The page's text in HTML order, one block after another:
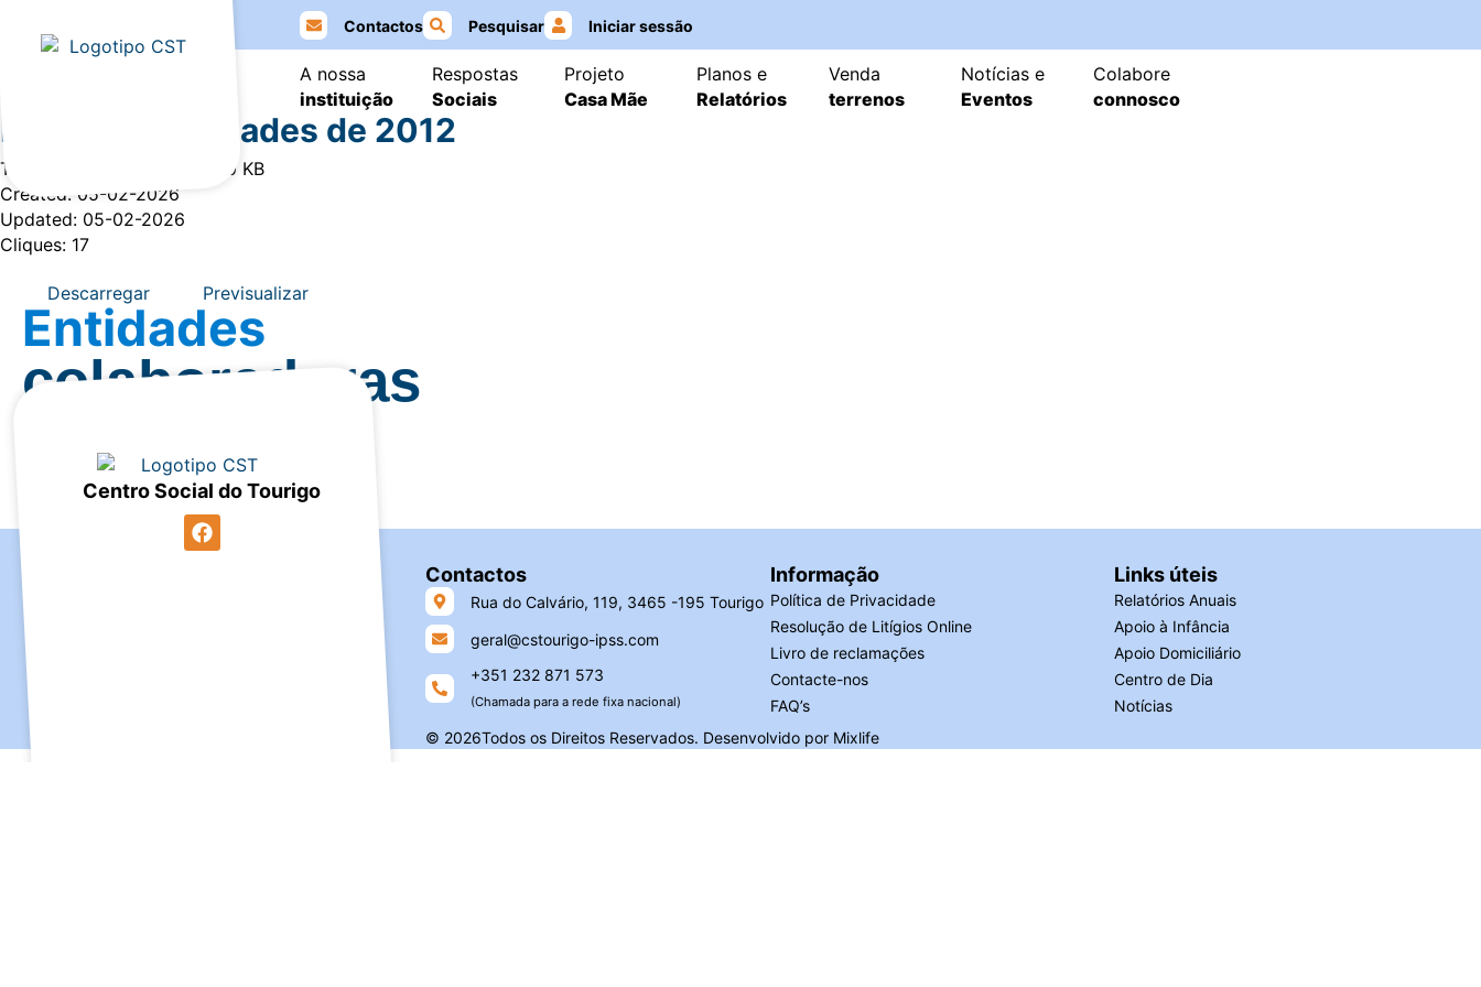
Contactos Pesquisar Iniciar sessão
A nossa
instituição
Respostas
Sociais
Projeto
Casa Mãe
Planos e
Relatórios
Venda
terrenos
Notícias e
Eventos
Colabore
connosco
Plano de Atividades de 2012
Tamanho do Ficheiro: 185.10 KB
Created: 05-02-2026
Updated: 05-02-2026
Cliques: 17
Descarregar Previsualizar
Entidades
colaboradoras
Centro Social do Tourigo
Contactos
Rua do Calvário, 119, 3465 -195 Tourigo
geral@cstourigo-ipss.com
+351 232 871 573
(Chamada para a rede fixa nacional)
Informação
Política de Privacidade
Resolução de Litígios Online
Livro de reclamações
Contacte-nos
FAQ’s
Links úteis
Relatórios Anuais
Apoio à Infância
Apoio Domiciliário
Centro de Dia
Notícias
© 2026Todos os Direitos Reservados. Desenvolvido por Mixlife